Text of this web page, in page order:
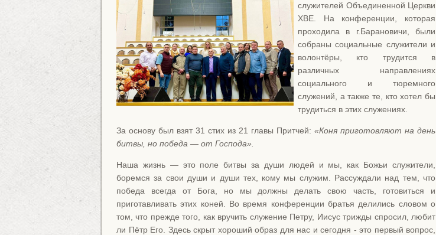
служителей Объединенной Церкви
ХВЕ. На конференции, которая
проходила в г.Барановичи, были
собраны социальные служители и
волонтёры, кто трудится в
различных направлениях
социального и тюремного
служений, а также те, кто хотел бы
трудиться в этих служениях.
За основу был взят 31 стих из 21 главы Притчей: «Коня приготовляют на день
битвы, но победа — от Господа».
Наша жизнь — это поле битвы за души людей и мы, как Божьи служители,
боремся за свои души и души тех, кому мы служим. Рассуждали над тем, что
победа всегда от Бога, но мы должны делать свою часть, готовиться и
приготавливать этих коней. Во время конференции братья делились словом о
том, что прежде того, как вручить служение Петру, Иисус трижды спросил, любит
ли Пётр Его. Здесь скрыт хороший образ для нас и сегодня - это первый вопрос,